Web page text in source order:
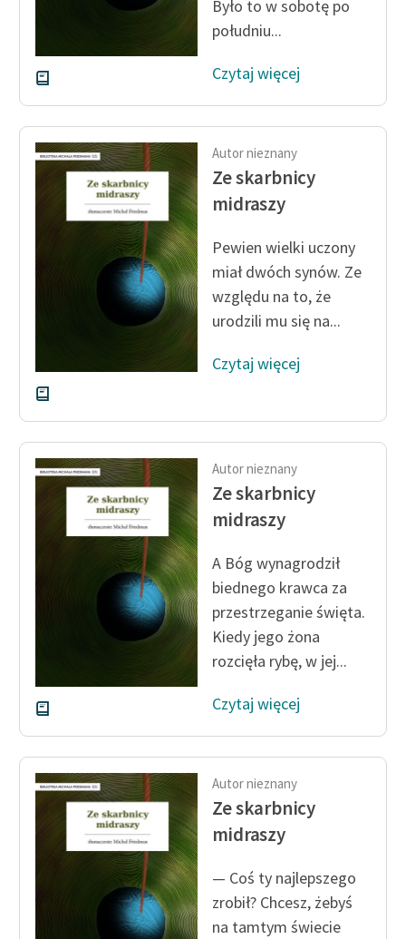
Było to w sobotę po
południu...
Czytaj więcej
Autor nieznany
Ze skarbnicy
midraszy
Pewien wielki uczony
miał dwóch synów. Ze
względu na to, że
urodzili mu się na...
Czytaj więcej
Autor nieznany
Ze skarbnicy
midraszy
A Bóg wynagrodził
biednego krawca za
przestrzeganie święta.
Kiedy jego żona
rozcięła rybę, w jej...
Czytaj więcej
Autor nieznany
Ze skarbnicy
midraszy
— Coś ty najlepszego
zrobił? Chcesz, żebyś
na tamtym świecie